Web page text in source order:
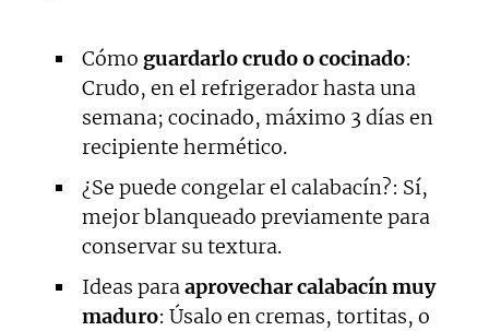
Cómo guardarlo crudo o cocinado:
Crudo, en el refrigerador hasta una
semana; cocinado, máximo 3 días en
recipiente hermético.
¿Se puede congelar el calabacín?: Sí,
mejor blanqueado previamente para
conservar su textura.
Ideas paraaprovechar calabacín muy
maduro: Úsalo en cremas, tortitas, o